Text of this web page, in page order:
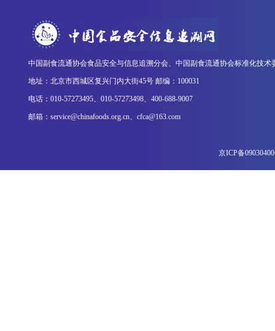
中国副食流通协会食品安全与信息追溯分会、中国副食流通协会标准化技
地址：北京市西城区复兴门内大街45号 邮编：100031
电话：010-57273495、010-57273498、400-688-9007
邮箱：service@chinafoods.org.cn、cfca@163.com
京ICP备